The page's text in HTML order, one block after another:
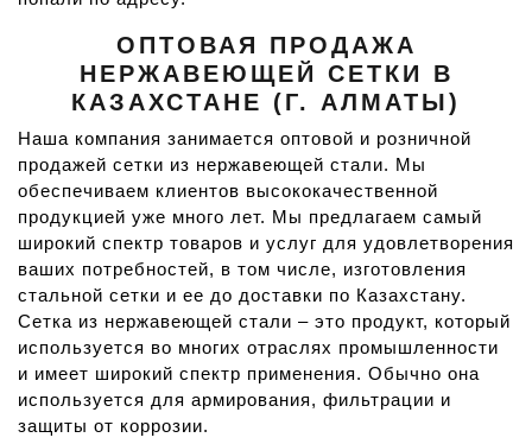
ОПТОВАЯ ПРОДАЖА
НЕРЖАВЕЮЩЕЙ СЕТКИ В
КАЗАХСТАНЕ (Г. АЛМАТЫ)
Наша компания занимается оптовой и розничной
продажей сетки из нержавеющей стали. Мы
обеспечиваем клиентов высококачественной
продукцией уже много лет. Мы предлагаем самый
широкий спектр товаров и услуг для удовлетворения
ваших потребностей, в том числе, изготовления
стальной сетки и ее до доставки по Казахстану.
Сетка из нержавеющей стали – это продукт, который
используется во многих отраслях промышленности
и имеет широкий спектр применения. Обычно она
используется для армирования, фильтрации и
защиты от коррозии.